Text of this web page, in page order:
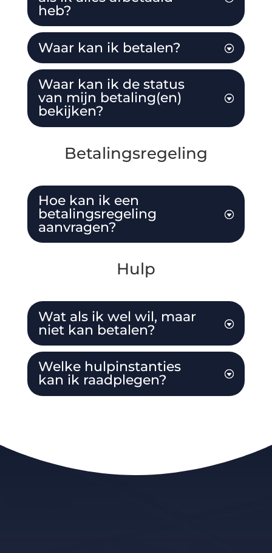
heb?
Waar kan ik betalen?
Waar kan ik de status
van mijn betaling(en)
bekijken?
Betalingsregeling
Hoe kan ik een
betalingsregeling
aanvragen?
Hulp
Wat als ik wel wil, maar
niet kan betalen?
Welke hulpinstanties
kan ik raadplegen?